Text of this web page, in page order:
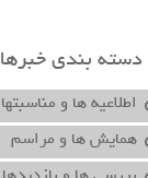
دسته بندی خبرها
اطلاعیه ها و مناسبتها
همایش ها و مراسم